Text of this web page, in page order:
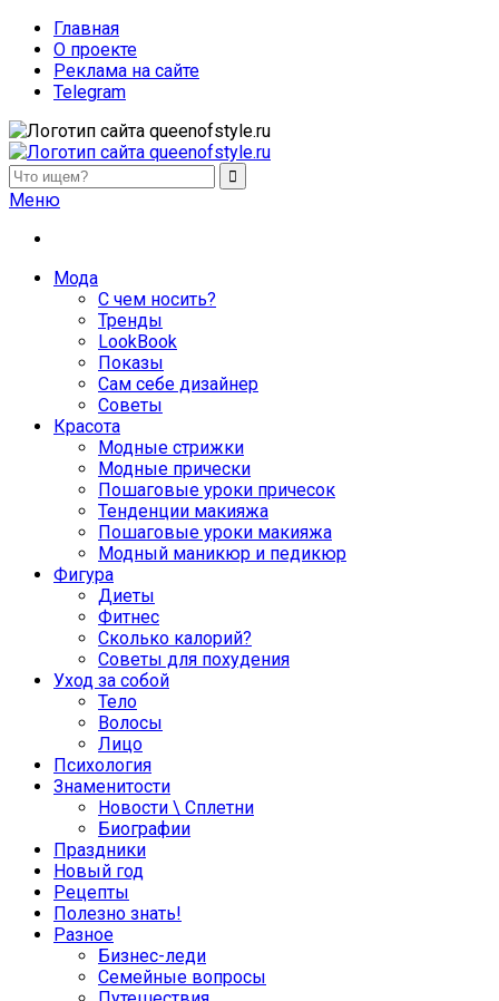
Главная
О проекте
Реклама на сайте
Telegram
queenofstyle.ru
Женский сайт о моде и красоте. Истории преображения и
похудения, отзывы о процедурах и косметике
Меню
Мода
С чем носить?
Тренды
LookBook
Показы
Сам себе дизайнер
Советы
Красота
Модные стрижки
Модные прически
Пошаговые уроки причесок
Тенденции макияжа
Пошаговые уроки макияжа
Модный маникюр и педикюр
Фигура
Диеты
Фитнес
Сколько калорий?
Советы для похудения
Уход за собой
Тело
Волосы
Лицо
Психология
Знаменитости
Новости \ Сплетни
Биографии
Праздники
Новый год
Рецепты
Полезно знать!
Разное
Бизнес-леди
Семейные вопросы